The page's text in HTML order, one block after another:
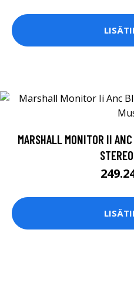
MARSHALL MONITOR II